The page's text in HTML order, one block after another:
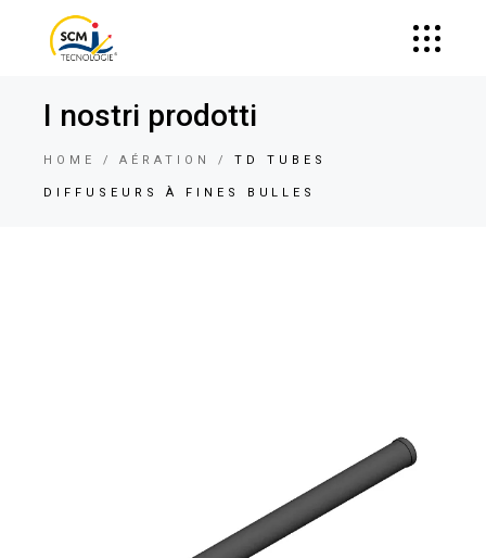
I nostri prodotti
HOME AÉRATION TD TUBES
DIFFUSEURS À FINES BULLES